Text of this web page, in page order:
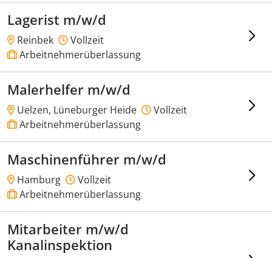
Lagerist m/w/d
Reinbek
Vollzeit
Arbeitnehmerüberlassung
Malerhelfer m/w/d
Uelzen, Lüneburger Heide
Vollzeit
Arbeitnehmerüberlassung
Maschinenführer m/w/d
Hamburg
Vollzeit
Arbeitnehmerüberlassung
Mitarbeiter m/w/d
Kanalinspektion